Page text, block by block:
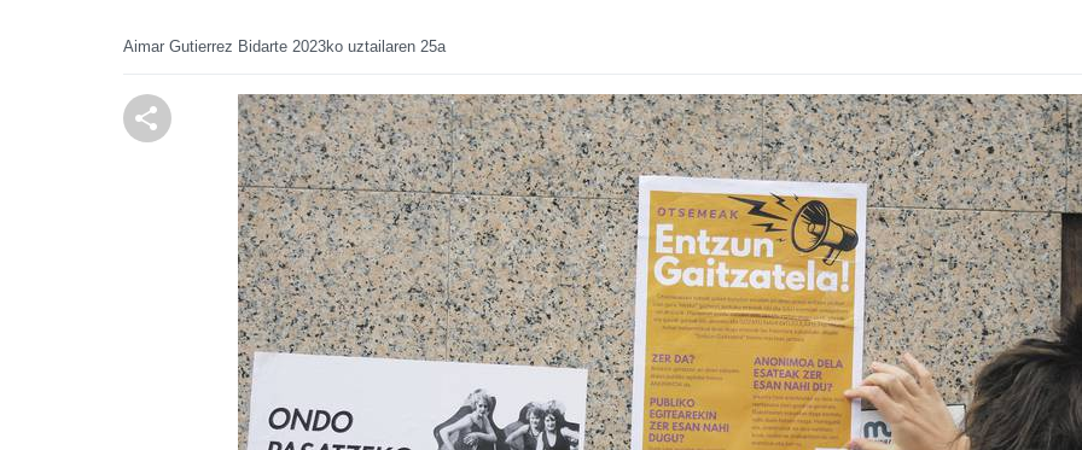
Aimar Gutierrez Bidarte 2023ko uztailaren 25a